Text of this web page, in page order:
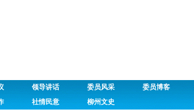
领导讲话 委员风采 委员博客
社情民意 柳州文史